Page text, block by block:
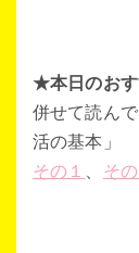
★本日のおす
併せて読ん
活の基本」
その１
その